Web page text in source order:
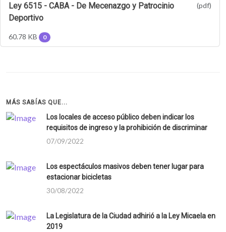
Ley 6515 - CABA - De Mecenazgo y Patrocinio
Deportivo
(pdf)
60.78 KB 0
MÁS SABÍAS QUE...
Los locales de acceso público deben indicar los
requisitos de ingreso y la prohibición de discriminar
07/09/2022
Los espectáculos masivos deben tener lugar para
estacionar bicicletas
30/08/2022
La Legislatura de la Ciudad adhirió a la Ley Micaela en
2019